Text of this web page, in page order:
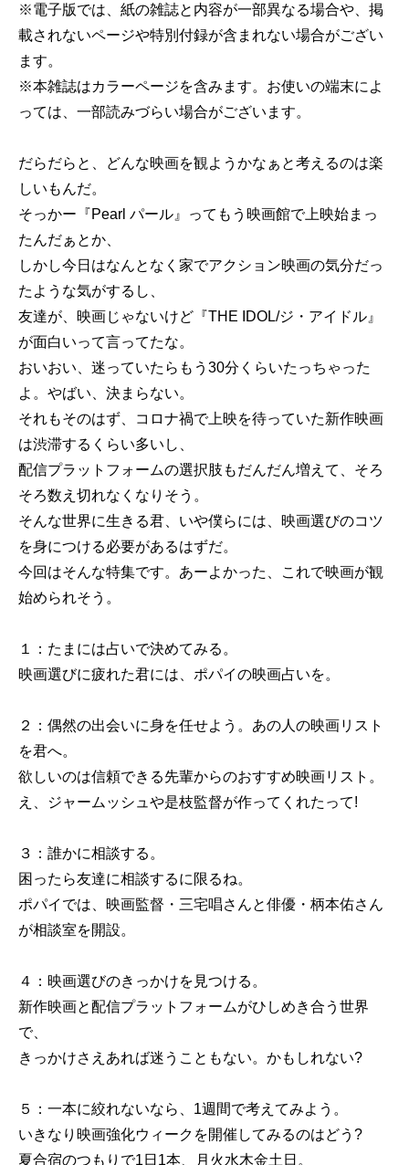
※電子版では、紙の雑誌と内容が一部異なる場合や、掲
載されないページや特別付録が含まれない場合がござい
ます。
※本雑誌はカラーページを含みます。お使いの端末によ
っては、一部読みづらい場合がございます。
だらだらと、どんな映画を観ようかなぁと考えるのは楽
しいもんだ。
そっかー『Pearl パール』ってもう映画館で上映始まっ
たんだぁとか、
しかし今日はなんとなく家でアクション映画の気分だっ
たような気がするし、
友達が、映画じゃないけど『THE IDOL/ジ・アイドル』
が面白いって言ってたな。
おいおい、迷っていたらもう30分くらいたっちゃった
よ。やばい、決まらない。
それもそのはず、コロナ禍で上映を待っていた新作映画
は渋滞するくらい多いし、
配信プラットフォームの選択肢もだんだん増えて、そろ
そろ数え切れなくなりそう。
そんな世界に生きる君、いや僕らには、映画選びのコツ
を身につける必要があるはずだ。
今回はそんな特集です。あーよかった、これで映画が観
始められそう。
１：たまには占いで決めてみる。
映画選びに疲れた君には、ポパイの映画占いを。
２：偶然の出会いに身を任せよう。あの人の映画リスト
を君へ。
欲しいのは信頼できる先輩からのおすすめ映画リスト。
え、ジャームッシュや是枝監督が作ってくれたって!
３：誰かに相談する。
困ったら友達に相談するに限るね。
ポパイでは、映画監督・三宅唱さんと俳優・柄本佑さん
が相談室を開設。
４：映画選びのきっかけを見つける。
新作映画と配信プラットフォームがひしめき合う世界
で、
きっかけさえあれば迷うこともない。かもしれない?
５：一本に絞れないなら、1週間で考えてみよう。
いきなり映画強化ウィークを開催してみるのはどう?
夏合宿のつもりで1日1本、月火水木金土日。